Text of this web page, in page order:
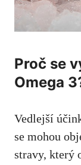
Proč se
⁤Omega
Vedlejší
se mohou‍
stravy, který